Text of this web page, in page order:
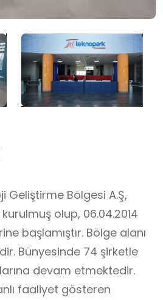
Geliştirme Bölgesi A.Ş,
olup, 06.04.2014
başlamıştır. Bölge alanı
Bünyesinde 74 şirketle
devam etmektedir.
faaliyet gösteren